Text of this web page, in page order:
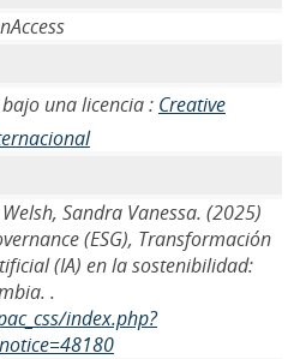
una licencia : Creative
Sandra Vanessa. (2025)
(ESG), Transformación
(IA) en la sostenibilidad:
.
index.php?